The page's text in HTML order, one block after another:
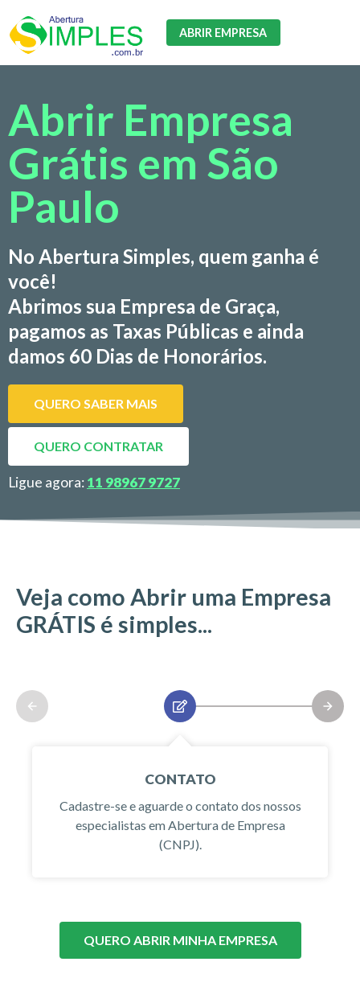
ABRIR EMPRESA
Abrir Empresa
Grátis em São
Paulo
No Abertura Simples, quem ganha é
você!
Abrimos sua Empresa de Graça,
pagamos as Taxas Públicas e ainda
damos 60 Dias de Honorários.
QUERO SABER MAIS
QUERO CONTRATAR
Ligue agora:11 98967 9727
Veja como Abrir uma Empresa
GRÁTIS é simples...
CONTATO
Cadastre-se e aguarde o contato dos nossos
especialistas em Abertura de Empresa
(CNPJ).
QUERO ABRIR MINHA EMPRESA